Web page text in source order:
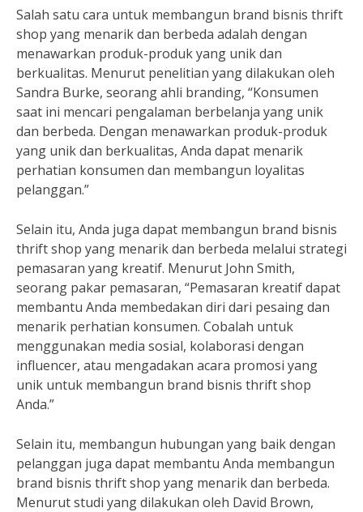
Salah satu cara untuk membangun brand bisnis thrift
shop yang menarik dan berbeda adalah dengan
menawarkan produk-produk yang unik dan
berkualitas. Menurut penelitian yang dilakukan oleh
Sandra Burke, seorang ahli branding, “Konsumen
saat ini mencari pengalaman berbelanja yang unik
dan berbeda. Dengan menawarkan produk-produk
yang unik dan berkualitas, Anda dapat menarik
perhatian konsumen dan membangun loyalitas
pelanggan.”
Selain itu, Anda juga dapat membangun brand bisnis
thrift shop yang menarik dan berbeda melalui strategi
pemasaran yang kreatif. Menurut John Smith,
seorang pakar pemasaran, “Pemasaran kreatif dapat
membantu Anda membedakan diri dari pesaing dan
menarik perhatian konsumen. Cobalah untuk
menggunakan media sosial, kolaborasi dengan
influencer, atau mengadakan acara promosi yang
unik untuk membangun brand bisnis thrift shop
Anda.”
Selain itu, membangun hubungan yang baik dengan
pelanggan juga dapat membantu Anda membangun
brand bisnis thrift shop yang menarik dan berbeda.
Menurut studi yang dilakukan oleh David Brown,